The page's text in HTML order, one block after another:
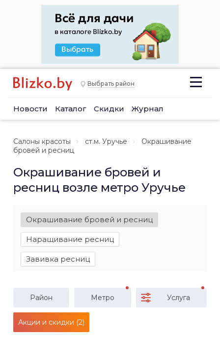
Выбрать район
Новости Каталог Скидки Журнал
Салоны красоты ст.м. Уручье
Окрашивание
бровей и ресниц
Окрашивание бровей и
ресниц возле метро Уручье
Окрашивание бровей и ресниц
Наращивание ресниц
Завивка ресниц
Район Метро Услуга
Акции и скидки (2)